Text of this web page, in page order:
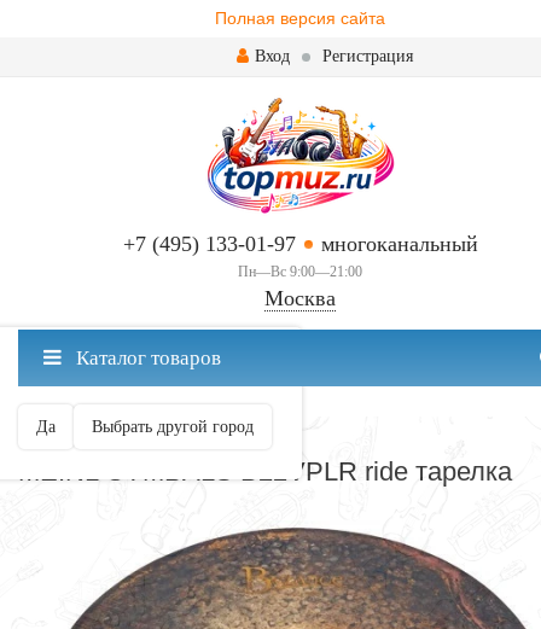
Полная версия сайта
Вход Регистрация
+7 (495) 133-01-97 многоканальный
Пн—Вс 9:00—21:00
Москва
Москва ваш город?
Да Выбрать другой город
Каталог товаров
RIDE
MEINL CYMBALS B22VPLR ride тарелка